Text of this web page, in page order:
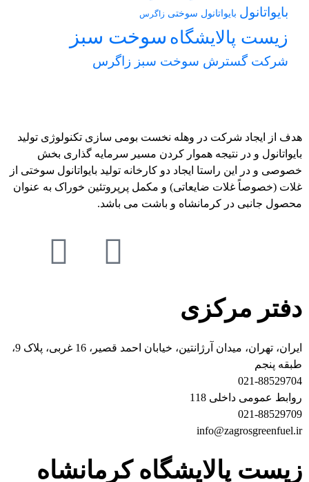
بایواتانول بایواتانول سوختی زاگرس
زیست پالایشگاه سوخت سبز
شرکت گسترش سوخت سبز زاگرس
هدف از ایجاد شرکت در وهله نخست بومی سازی تکنولوژی تولید
بایواتانول و در نتیجه هموار کردن مسیر سرمایه گذاری بخش
خصوصی و در این راستا ایجاد دو کارخانه تولید بایواتانول سوختی از
غلات (خصوصاً غلات ضایعاتی) و مکمل پرپروتئین خوراک به عنوان
محصول جانبی در کرمانشاه و باشت می باشد.
دفتر مرکزی
ایران، تهران، میدان آرژانتین، خیابان احمد قصیر، 16 غربی، پلاک 9،
طبقه پنجم
021-88529704
روابط عمومی داخلی 118
021-88529709
info@zagrosgreenfuel.ir​
زیست پالایشگاه کرمانشاه